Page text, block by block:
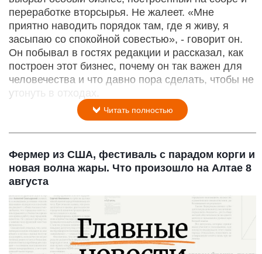
переработке вторсырья. Не жалеет. «Мне
приятно наводить порядок там, где я живу, я
засыпаю со спокойной совестью», - говорит он.
Он побывал в гостях редакции и рассказал, как
построен этот бизнес, почему он так важен для
человечества и что давно пора сделать, чтобы не
утонуть в отходах.
Читать полностью
Фермер из США, фестиваль с парадом корги и
новая волна жары. Что произошло на Алтае 8
августа